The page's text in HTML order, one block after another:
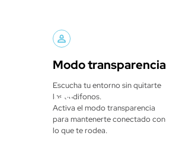
Modo jugador
si
Modo transparencia
Escucha tu entorno sin quitarte
los audifonos.
Activa el modo transparencia
para mantenerte conectado con
lo que te rodea.
horas de